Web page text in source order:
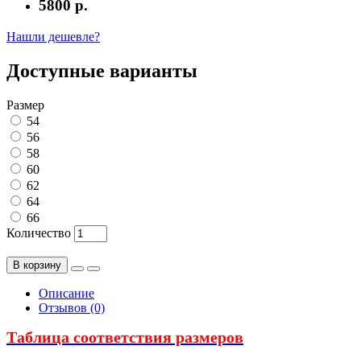
5800 р.
Нашли дешевле?
Доступные варианты
Размер
54
56
58
60
62
64
66
Количество
В корзину
Описание
Отзывов (0)
Таблица соответствия размеров